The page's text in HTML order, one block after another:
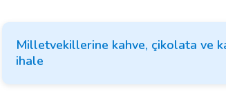
Milletvekillerine kahve, çikolata ve
ihale